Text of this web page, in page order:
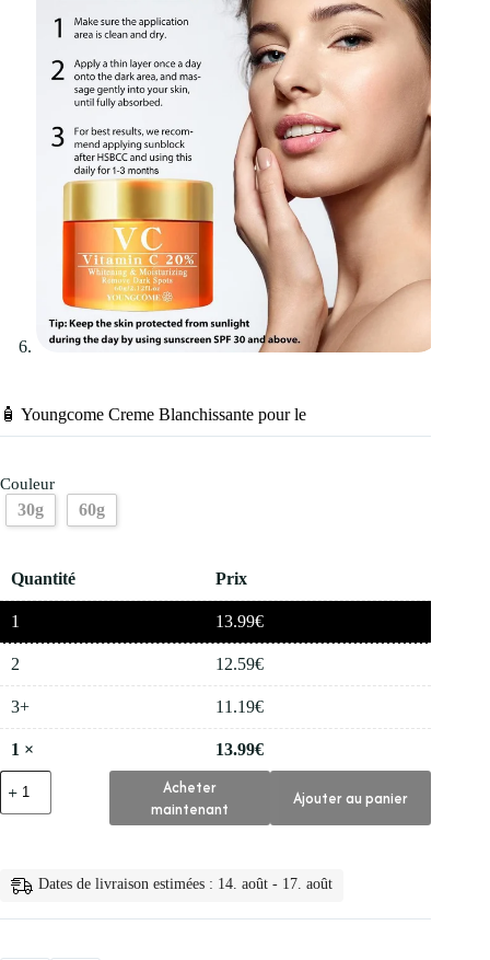
🧴 Youngcome Creme Blanchissante pour le
Couleur
30g 60g
Quantité Prix
1 13.99€
2 12.59€
3+ 11.19€
1 × 13.99€
quantité
de
🧴
pour
Acheter
maintenant
Ajouter au panier
Dates de livraison estimées : 14. août - 17. août